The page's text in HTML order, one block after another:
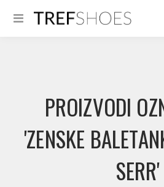
PROIZVODI
'ZENSKE
SERR'